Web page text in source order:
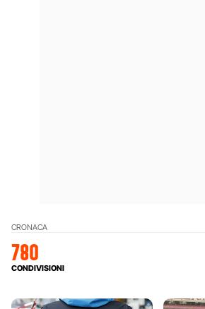
CRONACA
780
CONDIVISIONI